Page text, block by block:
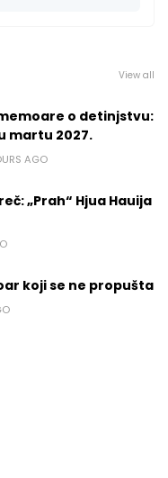
View all
o detinjstvu:
martu 2027.
AGO
„Prah“ Hjua Hauija
koji se ne propušta